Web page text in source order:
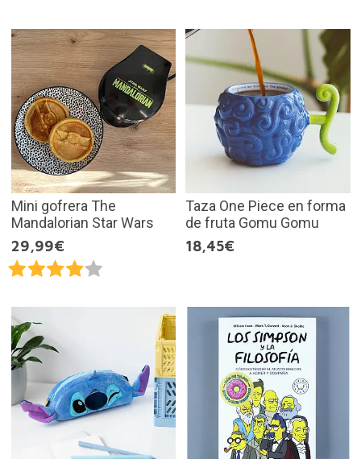
Mini gofrera The
Mandalorian Star Wars
29,99€
Taza One Piece en forma
de fruta Gomu Gomu
18,45€